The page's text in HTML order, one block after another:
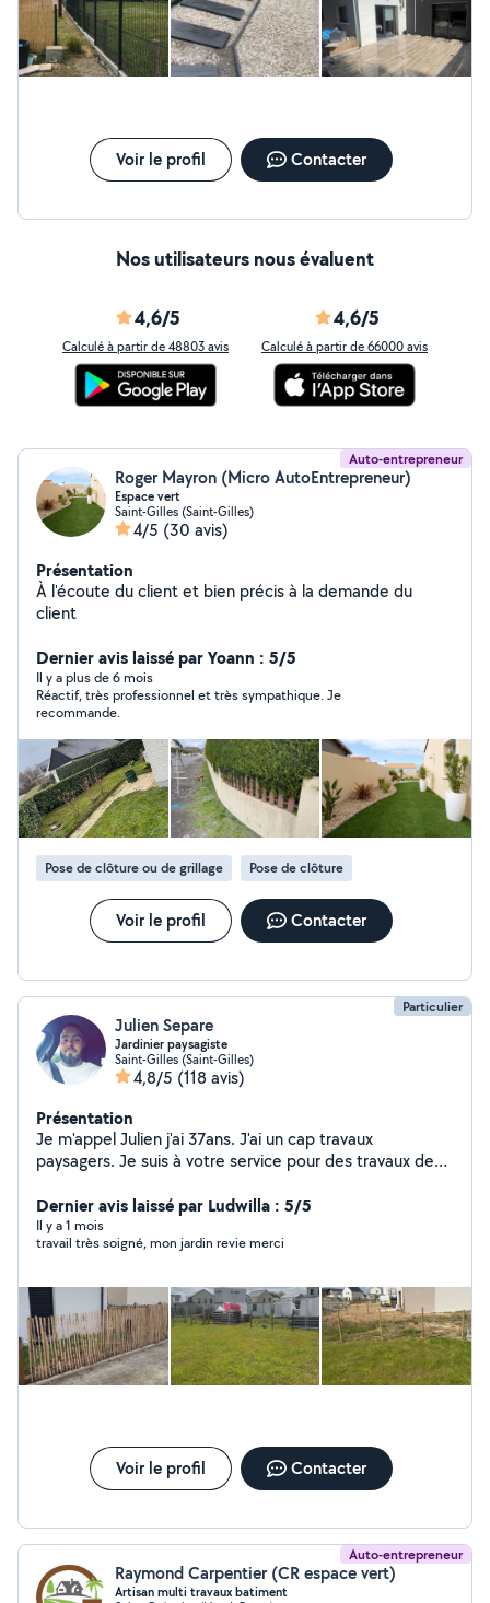
Voir le profil Contacter
Nos utilisateurs nous évaluent
4,6/5
Calculé à partir de 48803 avis
4,6/5
Calculé à partir de 66000 avis
Auto-entrepreneur
Roger Mayron (Micro AutoEntrepreneur)
Espace vert
Saint-Gilles (Saint-Gilles)
4/5 (30 avis)
Présentation
À l'écoute du client et bien précis à la demande du
client
Dernier avis laissé par Yoann : 5/5
Il y a plus de 6 mois
Réactif, très professionnel et très sympathique. Je
recommande.
Pose de clôture ou de grillage Pose de clôture
Voir le profil Contacter
Particulier
Julien Separe
Jardinier paysagiste
Saint-Gilles (Saint-Gilles)
4,8/5 (118 avis)
Présentation
Je m'appel Julien j'ai 37ans. J'ai un cap travaux
paysagers. Je suis à votre service pour des travaux de
haie, élagage, pose de gazon synthétique, pose de
clôture) ou tous autre entretien de jardin. Je suis aussi à
l'aise avec la peinture, nettoyage, pose d'étagères,
Dernier avis laissé par Ludwilla : 5/5
Il y a 1 mois
travail très soigné, mon jardin revie merci
Voir le profil Contacter
Auto-entrepreneur
Raymond Carpentier (CR espace vert)
Artisan multi travaux batiment